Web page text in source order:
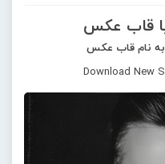
قاب عکس
به نام قاب عکس
Download New